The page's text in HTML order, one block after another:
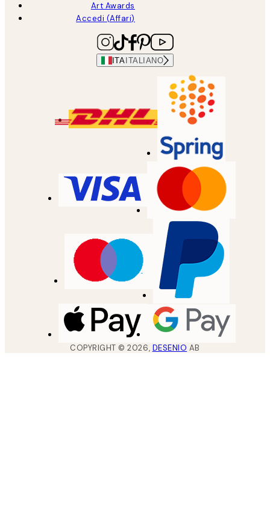
Art Awards
Accedi (Affari)
ITA ITALIANO
COPYRIGHT ©2026, DESENIO AB